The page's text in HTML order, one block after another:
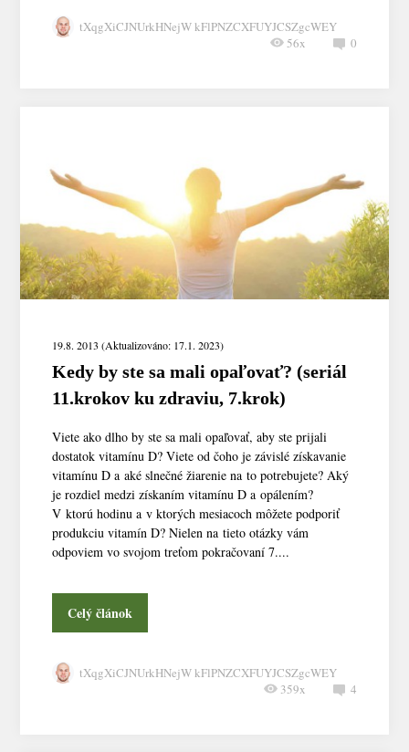
tXqgXiCJNUrkHNejW kFlPNZCXFUYJCSZgcWEY
0
56x
19.8. 2013 (Aktualizováno: 17.1. 2023)
Kedy by ste sa mali opaľovať? (seriál
11.krokov ku zdraviu, 7.krok)
Viete ako dlho by ste sa mali opaľovať, aby ste prijali
dostatok vitamínu D? Viete od čoho je závislé získavanie
vitamínu D a aké slnečné žiarenie na to potrebujete? Aký
je rozdiel medzi získaním vitamínu D a opálením?
V ktorú hodinu a v ktorých mesiacoch môžete podporiť
produkciu vitamín D? Nielen na tieto otázky vám
odpoviem vo svojom treťom pokračovaní 7....
Celý článok
tXqgXiCJNUrkHNejW kFlPNZCXFUYJCSZgcWEY
4
359x